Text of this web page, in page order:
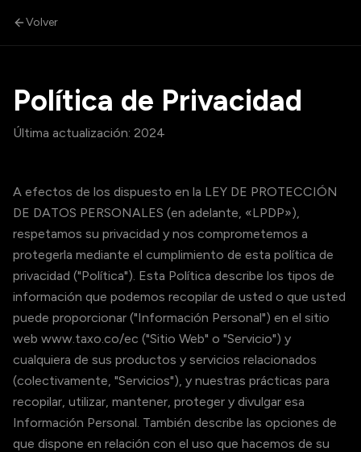
Volver
Política de Privacidad
Última actualización: 2024
A efectos de los dispuesto en la LEY DE PROTECCIÓN
DE DATOS PERSONALES (en adelante, «LPDP»),
respetamos su privacidad y nos comprometemos a
protegerla mediante el cumplimiento de esta política de
privacidad ("Política"). Esta Política describe los tipos de
información que podemos recopilar de usted o que usted
puede proporcionar ("Información Personal") en el sitio
web www.taxo.co/ec ("Sitio Web" o "Servicio") y
cualquiera de sus productos y servicios relacionados
(colectivamente, "Servicios"), y nuestras prácticas para
recopilar, utilizar, mantener, proteger y divulgar esa
Información Personal. También describe las opciones de
que dispone en relación con el uso que hacemos de su